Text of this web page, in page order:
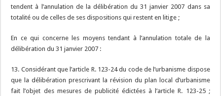
tendent à l’annulation de la délibération du 31 janvier 2007 dans sa
totalité ou de celles de ses dispositions qui restent en litige ;
En ce qui concerne les moyens tendant à l’annulation totale de la
délibération du 31 janvier 2007 :
13. Considérant que l’article R. 123-24 du code de l’urbanisme dispose
que la délibération prescrivant la révision du plan local d’urbanisme
fait l’objet des mesures de publicité édictées à l’article R. 123-25 ;